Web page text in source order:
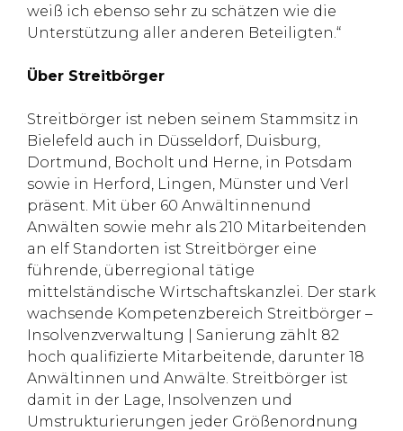
weiß ich ebenso sehr zu schätzen wie die
Unterstützung aller anderen Beteiligten.“
Über Streitbörger
Streitbörger ist neben seinem Stammsitz in
Bielefeld auch in Düsseldorf, Duisburg,
Dortmund, Bocholt und Herne, in Potsdam
sowie in Herford, Lingen, Münster und Verl
präsent. Mit über 60 Anwältinnenund
Anwälten sowie mehr als 210 Mitarbeitenden
an elf Standorten ist Streitbörger eine
führende, überregional tätige
mittelständische Wirtschaftskanzlei. Der stark
wachsende Kompetenzbereich Streitbörger –
Insolvenzverwaltung | Sanierung zählt 82
hoch qualifizierte Mitarbeitende, darunter 18
Anwältinnen und Anwälte. Streitbörger ist
damit in der Lage, Insolvenzen und
Umstrukturierungen jeder Größenordnung